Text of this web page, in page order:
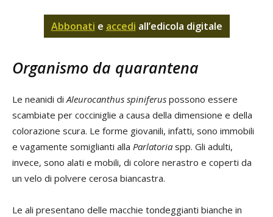
Abbonati e accedi all’edicola digitale
Organismo da quarantena
Le neanidi diAleurocanthus spiniferus possono essere
scambiate per cocciniglie a causa della dimensione e della
colorazione scura. Le forme giovanili, infatti, sono immobili
e vagamente somiglianti alla Parlatoria spp. Gli adulti,
invece, sono alati e mobili, di colore nerastro e coperti da
un velo di polvere cerosa biancastra.
Le ali presentano delle macchie tondeggianti bianche in